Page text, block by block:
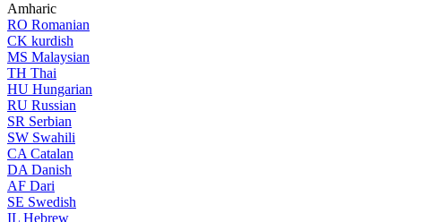
Amharic
RO Romanian
CK kurdish
MS Malaysian
TH Thai
HU Hungarian
RU Russian
SR Serbian
SW Swahili
CA Catalan
DA Danish
AF Dari
SE Swedish
IL Hebrew